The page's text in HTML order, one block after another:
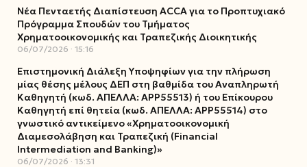
Νέα Πενταετής Διαπίστευση ACCA για το Προπτυχιακό
Πρόγραμμα Σπουδών του Τμήματος
Χρηματοοικονομικής και Τραπεζικής Διοικητικής
06/07/2026 15:16
Επιστημονική Διάλεξη Υποψηφίων για την πλήρωση
μίας θέσης μέλους ΔΕΠ στη βαθμίδα του Αναπληρωτή
Καθηγητή (κωδ. ΑΠΕΛΛΑ: ΑΡΡ55513) ή του Επίκουρου
Καθηγητή επί θητεία (κωδ. ΑΠΕΛΛΑ: ΑΡΡ55514) στο
γνωστικό αντικείμενο «Χρηματοοικονομική
Διαμεσολάβηση και Τραπεζική (Financial
Intermediation and Banking)»
06/07/2026 13:31